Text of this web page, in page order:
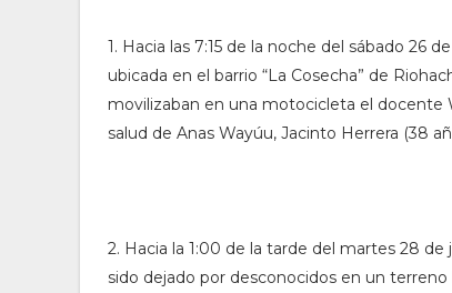
1. Hacia las 7:15 de la noche del sábado 26
ubicada en el barrio “La Cosecha” de
movilizaban en una motocicleta el docente
salud de Anas Wayúu, Jacinto Herrera (38
2. Hacia la 1:00 de la tarde del martes 28
sido dejado por desconocidos en un